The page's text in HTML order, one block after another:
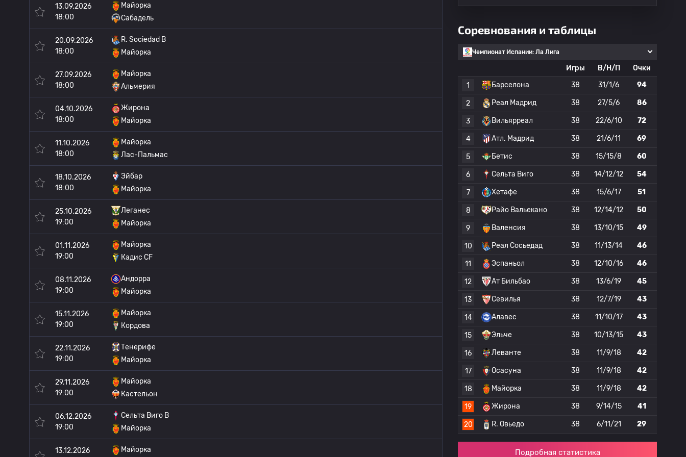
13.09.2026
18:00
Майорка
Сабадель
20.09.2026
18:00
R. Sociedad B
Майорка
27.09.2026
18:00
Майорка
Альмерия
04.10.2026
18:00
Жирона
Майорка
11.10.2026
18:00
Майорка
Лас-Пальмас
18.10.2026
18:00
Эйбар
Майорка
25.10.2026
19:00
Леганес
Майорка
01.11.2026
19:00
Майорка
Кадис CF
08.11.2026
19:00
Андорра
Майорка
15.11.2026
19:00
Майорка
Кордова
22.11.2026
19:00
Тенерифе
Майорка
29.11.2026
19:00
Майорка
Кастельон
06.12.2026
19:00
Сельта Виго B
Майорка
13.12.2026 Майорка
Соревнования и таблицы
Чемпионат Испании: Ла Лига
Игры В/Н/П
Очки
1
Барселона 38 31/1/6 94
2 Реал Мадрид 38 27/5/6 86
3 Вильярреал 38 22/6/10 72
4 Атл. Мадрид 38 21/6/11 69
5 Бетис 38 15/15/8 60
6 Сельта Виго 38 14/12/12 54
7 Хетафе 38 15/6/17 51
8 Райо Вальекано 38 12/14/12 50
9 Валенсия 38 13/10/15 49
10 Реал Сосьедад 38 11/13/14 46
11 Эспаньол 38 12/10/16 46
12 Ат Бильбао 38 13/6/19 45
13 Севилья 38 12/7/19 43
14 Алавес 38 11/10/17 43
15 Эльче 38 10/13/15 43
16 Леванте 38 11/9/18 42
17 Осасуна 38 11/9/18 42
18 Майорка 38 11/9/18 42
19 Жирона 38 9/14/15 41
20 R. Овьедо 38 6/11/21 29
Подробная статистика